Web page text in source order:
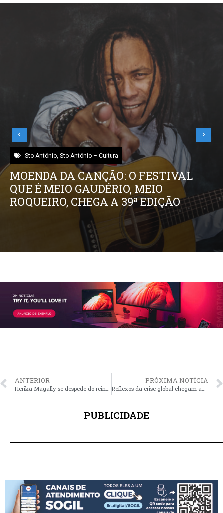
Sto Antônio, Sto Antônio – Cultura
MOENDA DA CANÇÃO: O FESTIVAL
QUE É MEIO GAUDÉRIO, MEIO
ROQUEIRO, CHEGA A 39ª EDIÇÃO
ANTERIOR
Herika Magally se despede do reinado de 2025 com orgulho e aprendizados
PRÓXIMA NOTÍCIA
Reflexos da crise global chegam aos postos e ao bolso da população
PUBLICIDADE